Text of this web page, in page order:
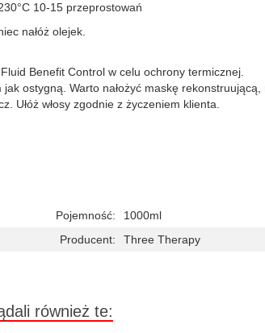
10-15 przeprostowań
nałóż olejek.
Benefit Control w celu ochrony termicznej.
ostygną. Warto nałożyć maskę
Ułóż włosy zgodnie z życzeniem klienta.
Pojemność:
1000ml
Producent:
Three Therapy
również te: